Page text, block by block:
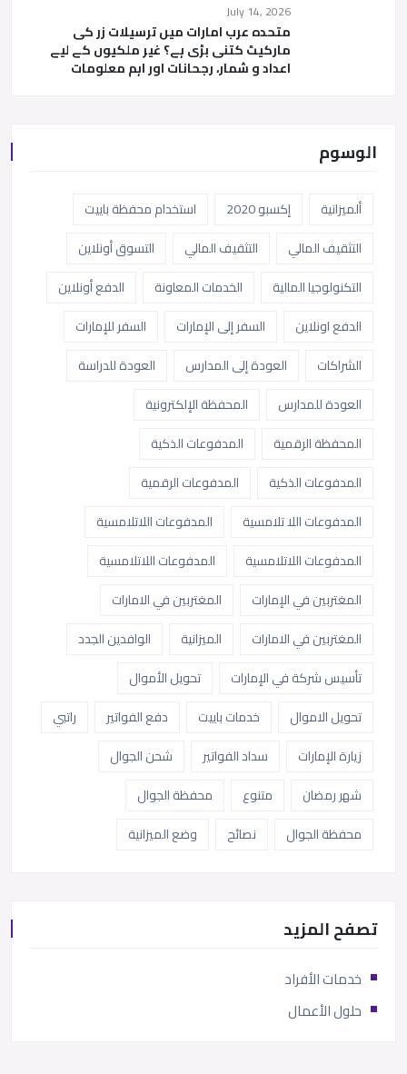
July 14, 2026
متحدہ عرب امارات میں ترسیلات زر کی
مارکیٹ کتنی بڑی ہے؟ غیر ملکیوں کے لیے
اعداد و شمار، رجحانات اور اہم معلومات
الوسوم
ألميزانية إكسبو 2020
استخدام محفظة باييت
التثقيف المالي
التثقيف المالي
التسوق أونلاين
التكنولوجيا المالية
الخدمات المعاونة
الدفع أونلاين
الدفع اونلاين
السفر إلى الإمارات
السفر للإمارات
الشراكات
العودة إلى المدارس
العودة للدراسة
العودة للمدارس
المحفظة الإلكترونية
المحفظة الرقمية
المدفوعات الذكية
المدفوعات الذكية
المدفوعات الرقمية
المدفوعات اللا تلامسية
المدفوعات اللاتلامسية
المدفوعات اللاتلامسية
المدفوعات اللاتلامسية
المغتربين في الإمارات
المغتربين في الامارات
المغتربين في الامارات
الميزانية
الوافدين الجدد
تأسيس شركة في الإمارات
تحويل الأموال
تحويل الاموال
خدمات باييت دفع الفواتير
راتبي
زيارة الإمارات
سداد الفواتير
شحن الجوال
شهر رمضان
متنوع
محفظة الجوال
محفظة الجوال
نصائح وضع الميزانية
تصفح المزيد
خدمات الأفراد
حلول الأعمال